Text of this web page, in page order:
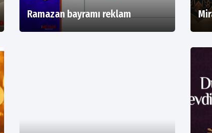
Ramazan bayramı reklam